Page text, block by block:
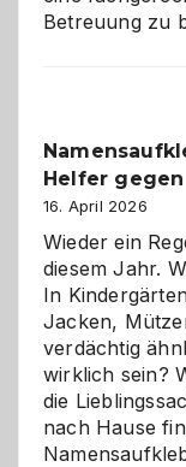
Betreuung zu
Helfer
16. April 2026
Wieder ein
diesem Jahr.
In
Jacken,
verdächtig
wirklich sein?
die
nach Hause